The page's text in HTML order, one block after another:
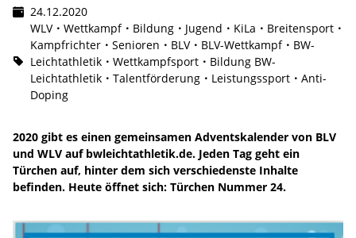
24.12.2020
WLV
Wettkampf Bildung Jugend KiLa
Breitensport
Kampfrichter
Senioren BLV BLV-Wettkampf
BW-
Leichtathletik
Wettkampfsport
Bildung BW-
Leichtathletik
Talentförderung Leistungssport
Anti-
Doping
2020 gibt es einen gemeinsamen Adventskalender von BLV
und WLV auf bwleichtathletik.de. Jeden Tag geht ein
Türchen auf, hinter dem sich verschiedenste Inhalte
befinden. Heute öffnet sich: Türchen Nummer 24.